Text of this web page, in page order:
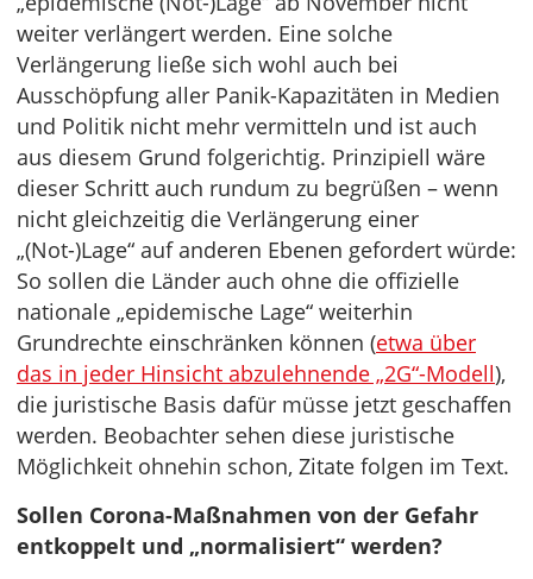
weiter verlängert werden. Eine solche
Verlängerung ließe sich wohl auch bei
Ausschöpfung aller Panik-Kapazitäten in Medien
und Politik nicht mehr vermitteln und ist auch
aus diesem Grund folgerichtig. Prinzipiell wäre
dieser Schritt auch rundum zu begrüßen – wenn
nicht gleichzeitig die Verlängerung einer
„(Not-)Lage“ auf anderen Ebenen gefordert würde:
So sollen die Länder auch ohne die offizielle
nationale „epidemische Lage“ weiterhin
Grundrechte einschränken können (etwa über
das in jeder Hinsicht abzulehnende „2G“-Modell),
die juristische Basis dafür müsse jetzt geschaffen
werden. Beobachter sehen diese juristische
Möglichkeit ohnehin schon, Zitate folgen im Text.
Sollen Corona-Maßnahmen von der Gefahr
entkoppelt und „normalisiert“ werden?